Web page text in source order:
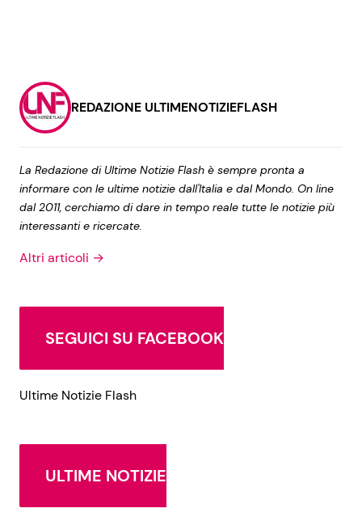
REDAZIONE ULTIMENOTIZIEFLASH
La Redazione di Ultime Notizie Flash è sempre pronta a
informare con le ultime notizie dall'Italia e dal Mondo. On line
dal 2011, cerchiamo di dare in tempo reale tutte le notizie più
interessanti e ricercate.
Altri articoli →
SEGUICI SU FACEBOOK
Ultime Notizie Flash
ULTIME NOTIZIE